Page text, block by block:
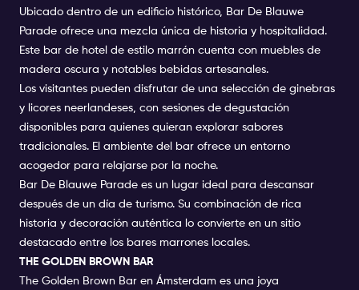
Ubicado dentro de un edificio histórico, Bar De Blauwe
Parade ofrece una mezcla única de historia y hospitalidad.
Este bar de hotel de estilo marrón cuenta con muebles de
madera oscura y notables bebidas artesanales.
Los visitantes pueden disfrutar de una selección de ginebras
y licores neerlandeses, con sesiones de degustación
disponibles para quienes quieran explorar sabores
tradicionales. El ambiente del bar ofrece un entorno
acogedor para relajarse por la noche.
Bar De Blauwe Parade es un lugar ideal para descansar
después de un día de turismo. Su combinación de rica
historia y decoración auténtica lo convierte en un sitio
destacado entre los bares marrones locales.
THE GOLDEN BROWN BAR
The Golden Brown Bar en Ámsterdam es una joya